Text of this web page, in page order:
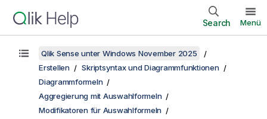
Search Menü
Qlik Sense unter Windows November 2025
Erstellen
Skriptsyntax und Diagrammfunktionen
Diagrammformeln
Aggregierung mit Auswahlformeln
Modifikatoren für Auswahlformeln